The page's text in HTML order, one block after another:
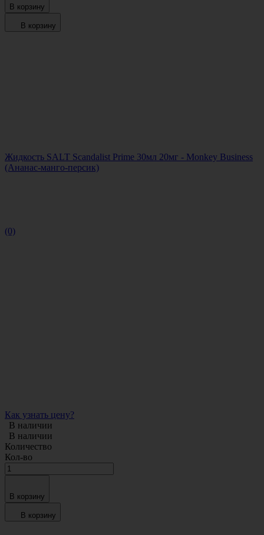
В корзину
В корзину
Жидкость SALT Scandalist Prime 30мл 20мг - Monkey Business
(Ананас-манго-персик)
(0)
Как узнать цену?
В наличии
В наличии
Количество
Кол-во
В корзину
В корзину